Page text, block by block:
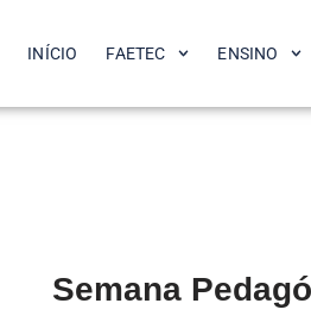
INÍCIO FAETEC ENSINO
Semana